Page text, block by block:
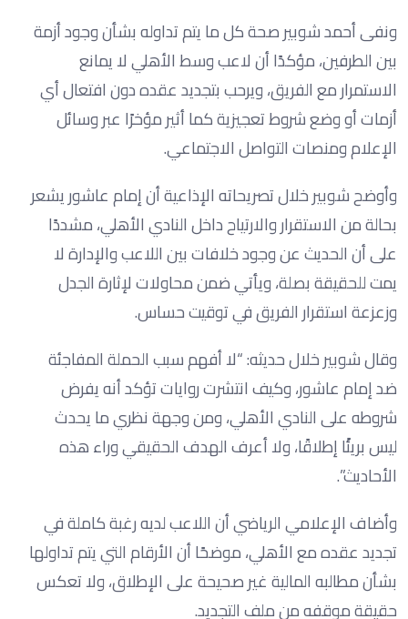
ونفى أحمد شوبير صحة كل ما يتم تداوله بشأن وجود أزمة
بين الطرفين، مؤكدًا أن لاعب وسط الأهلي لا يمانع
الاستمرار مع الفريق، ويرحب بتجديد عقده دون افتعال أي
أزمات أو وضع شروط تعجيزية كما أثير مؤخرًا عبر وسائل
الإعلام ومنصات التواصل الاجتماعي.
وأوضح شوبير خلال تصريحاته الإذاعية أن إمام عاشور يشعر
بحالة من الاستقرار والارتياح داخل النادي الأهلي، مشددًا
على أن الحديث عن وجود خلافات بين اللاعب والإدارة لا
يمت للحقيقة بصلة، ويأتي ضمن محاولات لإثارة الجدل
وزعزعة استقرار الفريق في توقيت حساس.
وقال شوبير خلال حديثه: “لا أفهم سبب الحملة المفاجئة
ضد إمام عاشور، وكيف انتشرت روايات تؤكد أنه يفرض
شروطه على النادي الأهلي، ومن وجهة نظري ما يحدث
ليس بريئًا إطلاقًا، ولا أعرف الهدف الحقيقي وراء هذه
الأحاديث”.
وأضاف الإعلامي الرياضي أن اللاعب لديه رغبة كاملة في
تجديد عقده مع الأهلي، موضحًا أن الأرقام التي يتم تداولها
بشأن مطالبه المالية غير صحيحة على الإطلاق، ولا تعكس
حقيقة موقفه من ملف التجديد.